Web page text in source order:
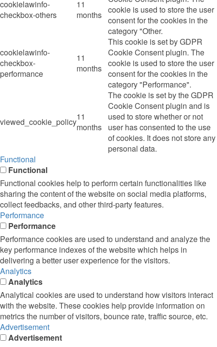
cookielawinfo-
checkbox-others
11
months cookie is used to store the user
consent for the cookies in the
category "Other.
cookielawinfo-
checkbox-
performance
11
months
This cookie is set by GDPR
Cookie Consent plugin. The
cookie is used to store the user
consent for the cookies in the
category "Performance".
viewed_cookie_policy11
months
The cookie is set by the GDPR
Cookie Consent plugin and is
used to store whether or not
user has consented to the use
of cookies. It does not store any
personal data.
Functional
Functional
Functional cookies help to perform certain functionalities like
sharing the content of the website on social media platforms,
collect feedbacks, and other third-party features.
Performance
Performance
Performance cookies are used to understand and analyze the
key performance indexes of the website which helps in
delivering a better user experience for the visitors.
Analytics
Analytics
Analytical cookies are used to understand how visitors interact
with the website. These cookies help provide information on
metrics the number of visitors, bounce rate, traffic source, etc.
Advertisement
Advertisement